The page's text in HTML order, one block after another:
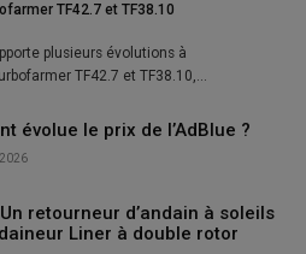
TF42.7 et TF38.10
plusieurs évolutions à
TF42.7 et TF38.10,…
évolue le prix de l’AdBlue ?
retourneur d’andain à soleils
Liner à double rotor